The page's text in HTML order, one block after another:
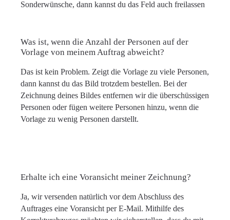
Sonderwünsche, dann kannst du das Feld auch freilassen
Was ist, wenn die Anzahl der Personen auf der
Vorlage von meinem Auftrag abweicht?
Das ist kein Problem. Zeigt die Vorlage zu viele Personen,
dann kannst du das Bild trotzdem bestellen. Bei der
Zeichnung deines Bildes entfernen wir die überschüssigen
Personen oder fügen weitere Personen hinzu, wenn die
Vorlage zu wenig Personen darstellt.
Erhalte ich eine Voransicht meiner Zeichnung?
Ja, wir versenden natürlich vor dem Abschluss des
Auftrages eine Voransicht per E-Mail. Mithilfe des